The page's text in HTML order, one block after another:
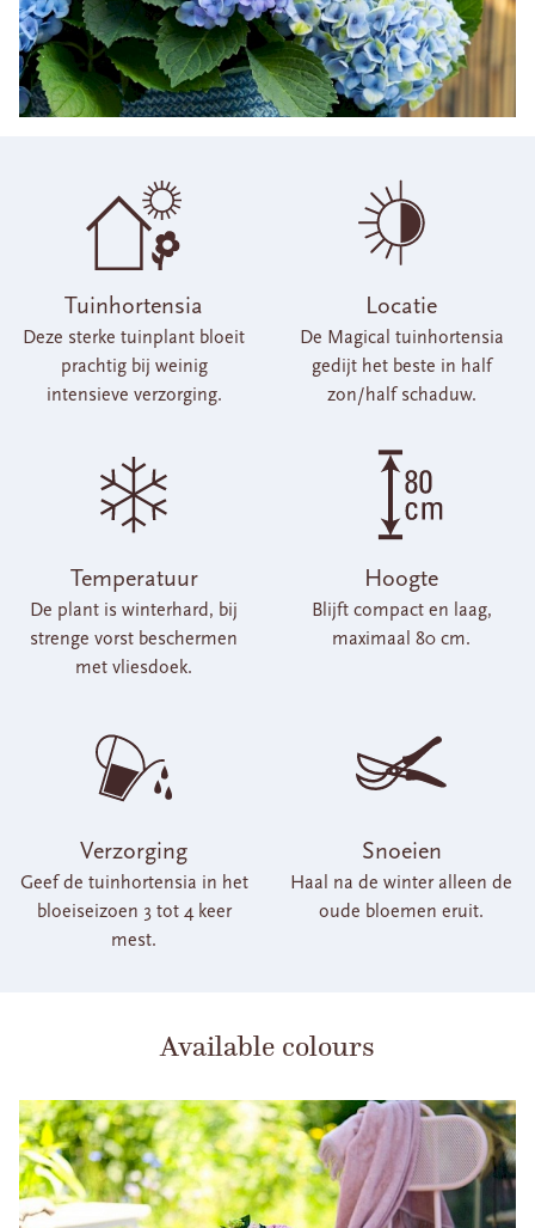
Tuinhortensia
Deze sterke tuinplant bloeit
prachtig bij weinig
intensieve verzorging.
Locatie
De Magical tuinhortensia
gedijt het beste in half
zon/half schaduw.
Temperatuur
De plant is winterhard, bij
strenge vorst beschermen
met vliesdoek.
Hoogte
Blijft compact en laag,
maximaal 80 cm.
Verzorging
Geef de tuinhortensia in het
bloeiseizoen 3 tot 4 keer
mest.
Snoeien
Haal na de winter alleen de
oude bloemen eruit.
Available colours